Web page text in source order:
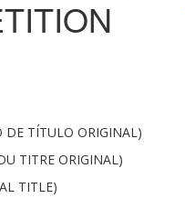
DE TÍTULO ORIGINAL)
TITRE ORIGINAL)
TITLE)